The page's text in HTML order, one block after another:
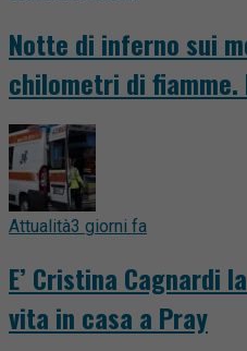
Notte di inferno sui
chilometri di fiamme.
Attualità3 giorni fa
E’ Cristina Cagnardi
vita in casa a Pray